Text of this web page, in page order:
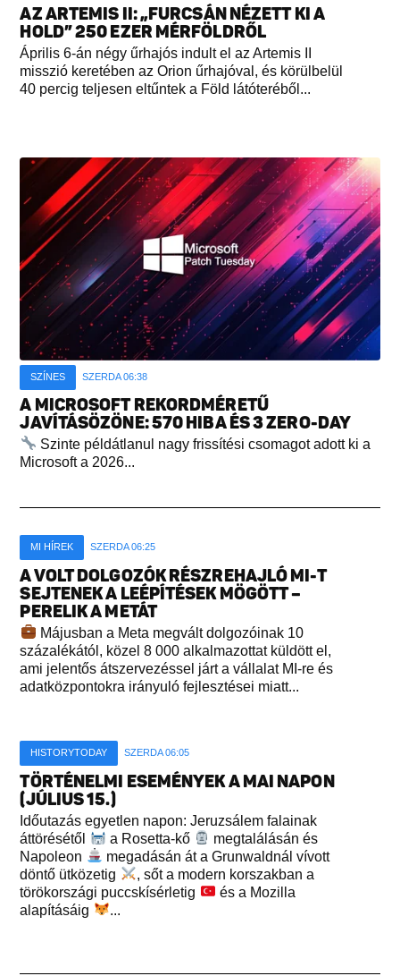
AZ ARTEMIS II: „FURCSÁN NÉZETT KI A
HOLD” 250 EZER MÉRFÖLDRŐL
Április 6-án négy űrhajós indult el az Artemis II
misszió keretében az Orion űrhajóval, és körülbelül
40 percig teljesen eltűntek a Föld látóteréből...
SZÍNES SZERDA 06:38
A MICROSOFT REKORDMÉRETŰ
JAVÍTÁSÖZÖNE: 570 HIBA ÉS 3 ZERO-DAY
Szinte példátlanul nagy frissítési csomagot adott ki a
Microsoft a 2026...
MI HÍREK SZERDA 06:25
A VOLT DOLGOZÓK RÉSZREHAJLÓ MI-T
SEJTENEK A LEÉPÍTÉSEK MÖGÖTT –
PERELIK A METÁT
Májusban a Meta megvált dolgozóinak 10
százalékától, közel 8 000 alkalmazottat küldött el,
ami jelentős átszervezéssel járt a vállalat MI-re és
adatközpontokra irányuló fejlesztései miatt...
HISTORYTODAY SZERDA 06:05
TÖRTÉNELMI ESEMÉNYEK A MAI NAPON
(JÚLIUS 15.)
Időutazás egyetlen napon: Jeruzsálem falainak
áttörésétől
a Rosetta-kő
megtalálásán és
Napoleon
megadásán át a Grunwaldnál vívott
döntő ütközetig
, sőt a modern korszakban a
törökországi puccskísérletig
és a Mozilla
alapításáig
...